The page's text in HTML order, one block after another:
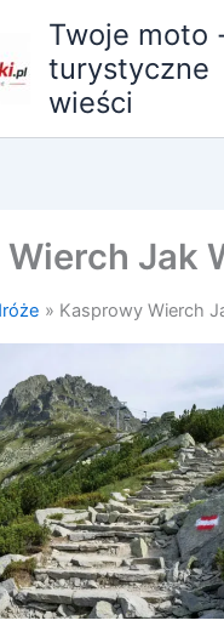
Twoje moto
turystyczne
wieści
Jak
Kasprowy Wierch